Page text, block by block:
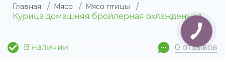
Главная Мясо Мясо птицы
Курица домашняя бройлерная охлажденная
В наличии 0 отзывов
КНОПКА
ЗВ'ЯЗКУ